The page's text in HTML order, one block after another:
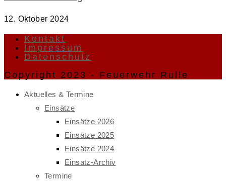
12. Oktober 2024
Kontakt
Impressum
Datenschutz
Copyright 2023 - Feuerwehr Rulle
Aktuelles & Termine
Einsätze
Einsätze 2026
Einsätze 2025
Einsätze 2024
Einsatz-Archiv
Termine